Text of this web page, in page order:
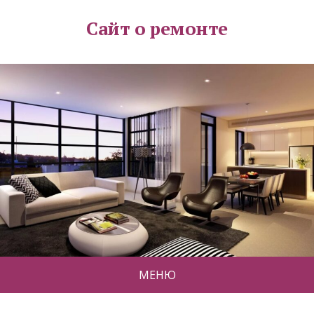
Сайт о ремонте
МЕНЮ